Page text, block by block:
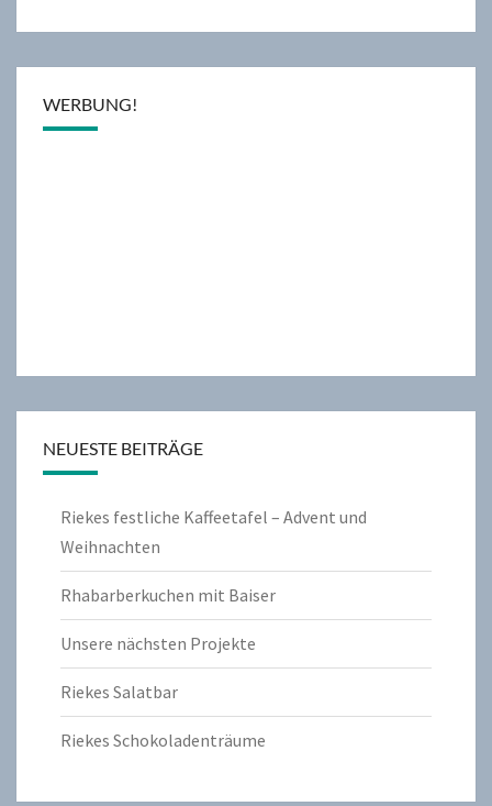
WERBUNG!
NEUESTE BEITRÄGE
Riekes festliche Kaffeetafel – Advent und
Weihnachten
Rhabarberkuchen mit Baiser
Unsere nächsten Projekte
Riekes Salatbar
Riekes Schokoladenträume